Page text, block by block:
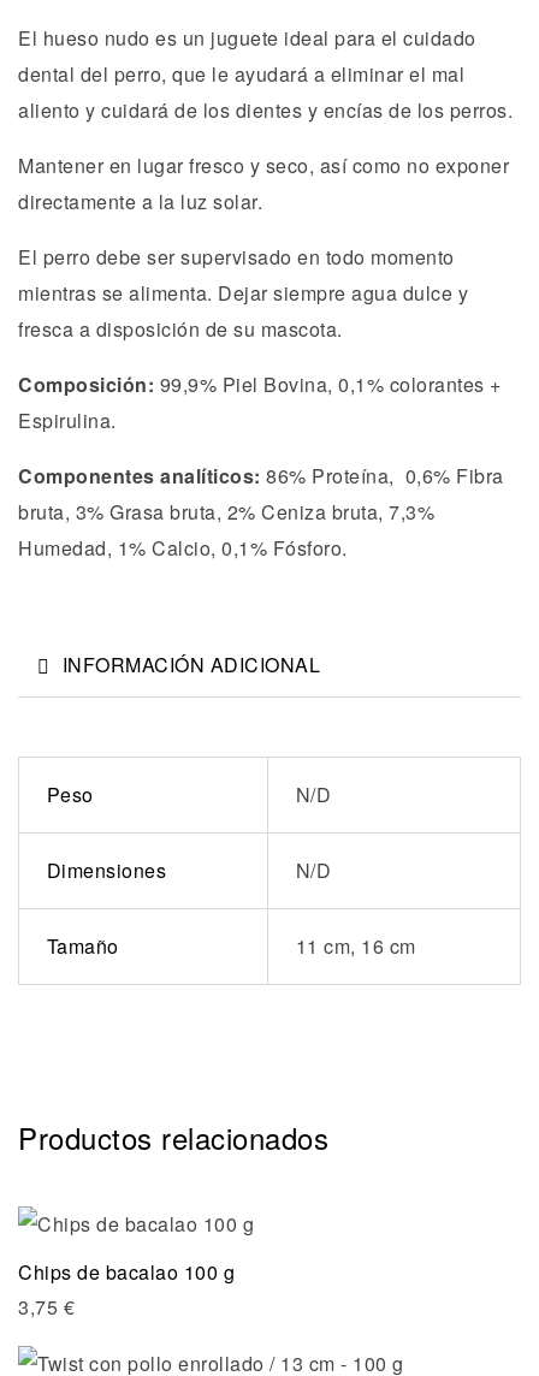
El hueso nudo es un juguete ideal para el cuidado
dental del perro, que le ayudará a eliminar el mal
aliento y cuidará de los dientes y encías de los perros.
Mantener en lugar fresco y seco, así como no exponer
directamente a la luz solar.
El perro debe ser supervisado en todo momento
mientras se alimenta. Dejar siempre agua dulce y
fresca a disposición de su mascota.
Composición: 99,9% Piel Bovina, 0,1% colorantes +
Espirulina.
Componentes analíticos: 86% Proteína, 0,6% Fibra
bruta, 3% Grasa bruta, 2% Ceniza bruta, 7,3%
Humedad, 1% Calcio, 0,1% Fósforo.
INFORMACIÓN ADICIONAL
Peso N/D
Dimensiones N/D
Tamaño 11 cm, 16 cm
Productos relacionados
Chips de bacalao 100 g
3,75 €